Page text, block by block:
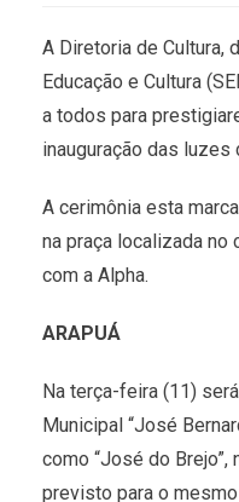
A Diretoria de Cultura,
Educação e Cultura
a todos para
inauguração das luzes
A cerimônia esta
na praça localizada no
com a Alpha.
ARAPUÁ
Na terça-feira (11)
Municipal “José
como “José do Brejo”,
previsto para o